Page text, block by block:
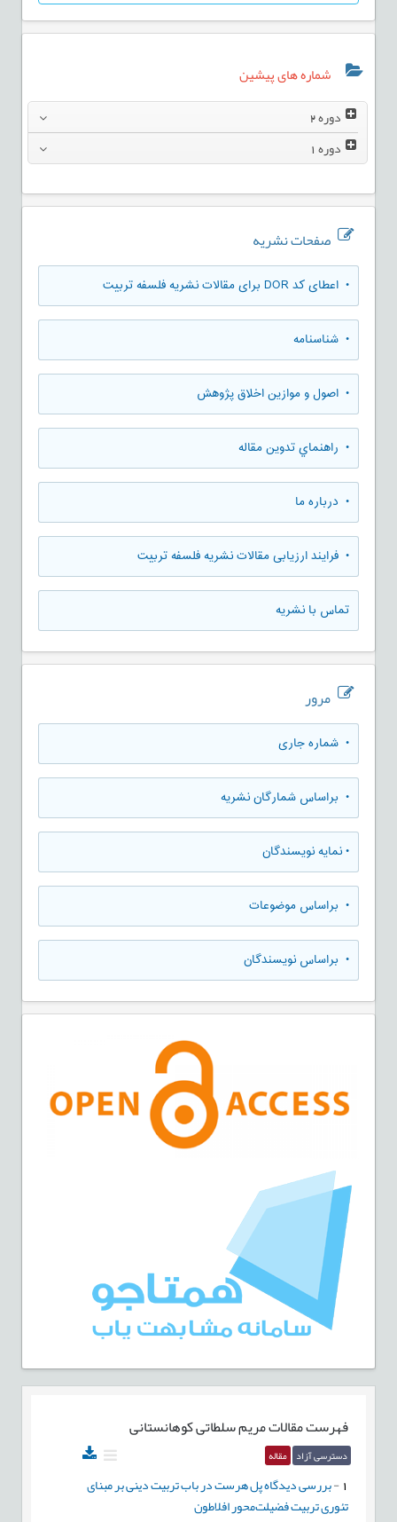
شماره های پیشین
دوره2
دوره1
صفحات نشریه
• اعطای کد DOR برای مقالات نشریه فلسفه تربیت
• شناسنامه
• اصول و موازین اخلاق پژوهش
• راهنماي تدوين مقاله
• درباره ما
• فرایند ارزیابی مقالات نشریه فلسفه تربیت
تماس با نشریه
مرور
• شماره جاری
• براساس شمارگان نشریه
•نمایه نویسندگان
• براساس موضوعات
• براساس نویسندگان
فهرست مقالاتمریم سلطاتی کوهانستانی
دسترسی آزاد مقاله
-بررسی دیدگاه پل هرست در باب تربیت دینی بر مبنای
تئوری تربیت فضیلت‌محور افلاطون